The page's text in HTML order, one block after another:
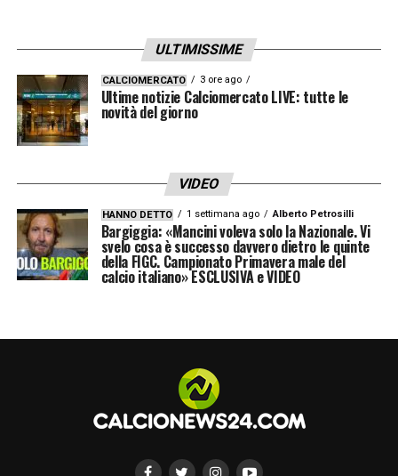
partenopei. Finale rovente, con il Monza che
attacca alla ricerca del pari, ma il muro
azzurro regge e arriva al triplice fischio con i
tre punti, sudatissimi, in tasca.
Turati; Pedro Pereira,
Akpro, Castrovilli, Kyriakopoulos; Caprari,
Mota.All. Nesta.
Conte.
ULTIMISSIME
CALCIOMERCATO 3 ore ago
Ultime notizie Calciomercato LIVE: tutte le
novità del giorno
VIDEO
HANNO DETTO 1 settimana ago Alberto Petrosilli
Bargiggia: «Mancini voleva solo la Nazionale. Vi
svelo cosa è successo davvero dietro le quinte
della FIGC. Campionato Primavera male del
calcio italiano» ESCLUSIVA e VIDEO